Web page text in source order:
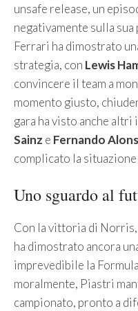
unsafe release, un
negativamente sulla
Ferrari ha dimostrato
strategia, con Lewis
convincere il team a
momento giusto,
gara ha visto anche
Sainz e Fernando
complicato la
Uno sguardo al
Con la vittoria di
ha dimostrato ancora
imprevedibile la
moralmente, Piastri
campionato, pronto a